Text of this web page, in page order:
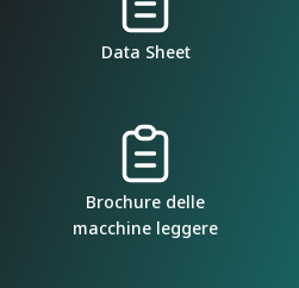
Data Sheet
Brochure delle
macchine leggere